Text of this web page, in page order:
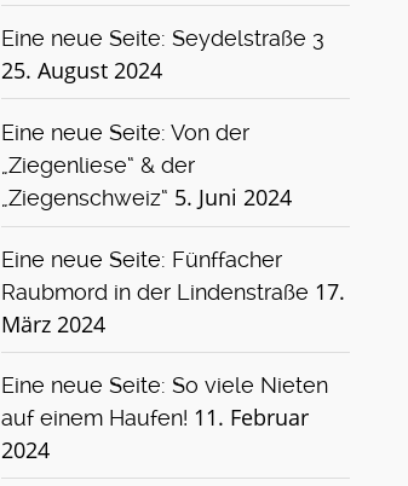
Eine neue Seite: Seydelstraße 3
25. August 2024
Eine neue Seite: Von der
„Ziegenliese“ & der
„Ziegenschweiz“ 5. Juni 2024
Eine neue Seite: Fünffacher
Raubmord in der Lindenstraße 17.
März 2024
Eine neue Seite: So viele Nieten
auf einem Haufen! 11. Februar
2024